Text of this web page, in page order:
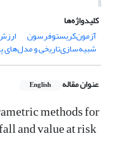
کلیدواژه‌ها
آزمون‌کریستوفرسون
شبیه‌سازی‌تاریخی و مدل‌های
عنوان مقاله English
methods for
and value at risk